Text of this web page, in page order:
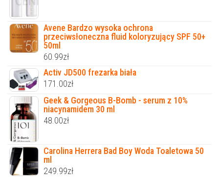
Avene Bardzo wysoka ochrona
przeciwsłoneczna fluid koloryzujący SPF 50+
50ml
60.99zł
Activ JD500 frezarka biała
171.00zł
Geek & Gorgeous B-Bomb - serum z 10%
niacynamidem 30 ml
48.00zł
Carolina Herrera Bad Boy Woda Toaletowa 50
ml
249.99zł